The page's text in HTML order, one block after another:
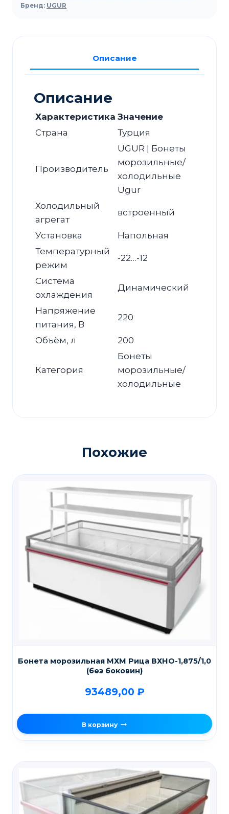
UMD
HD
Бренд: UGUR
Описание
Описание
Характеристика Значение
Страна
Турция
Производитель
UGUR | Бонеты
морозильные/
холодильные
Ugur
Холодильный
агрегат
встроенный
Установка
Напольная
Температурный
режим
-22…-12
Система
охлаждения
Динамический
Напряжение
питания, В
220
Объём, л 200
Категория
Бонеты
морозильные/
холодильные
Похожие
Бонета морозильная МХМ Рица ВХНО-1,875/1,0
(без боковин)
93489,00 ₽
В корзину